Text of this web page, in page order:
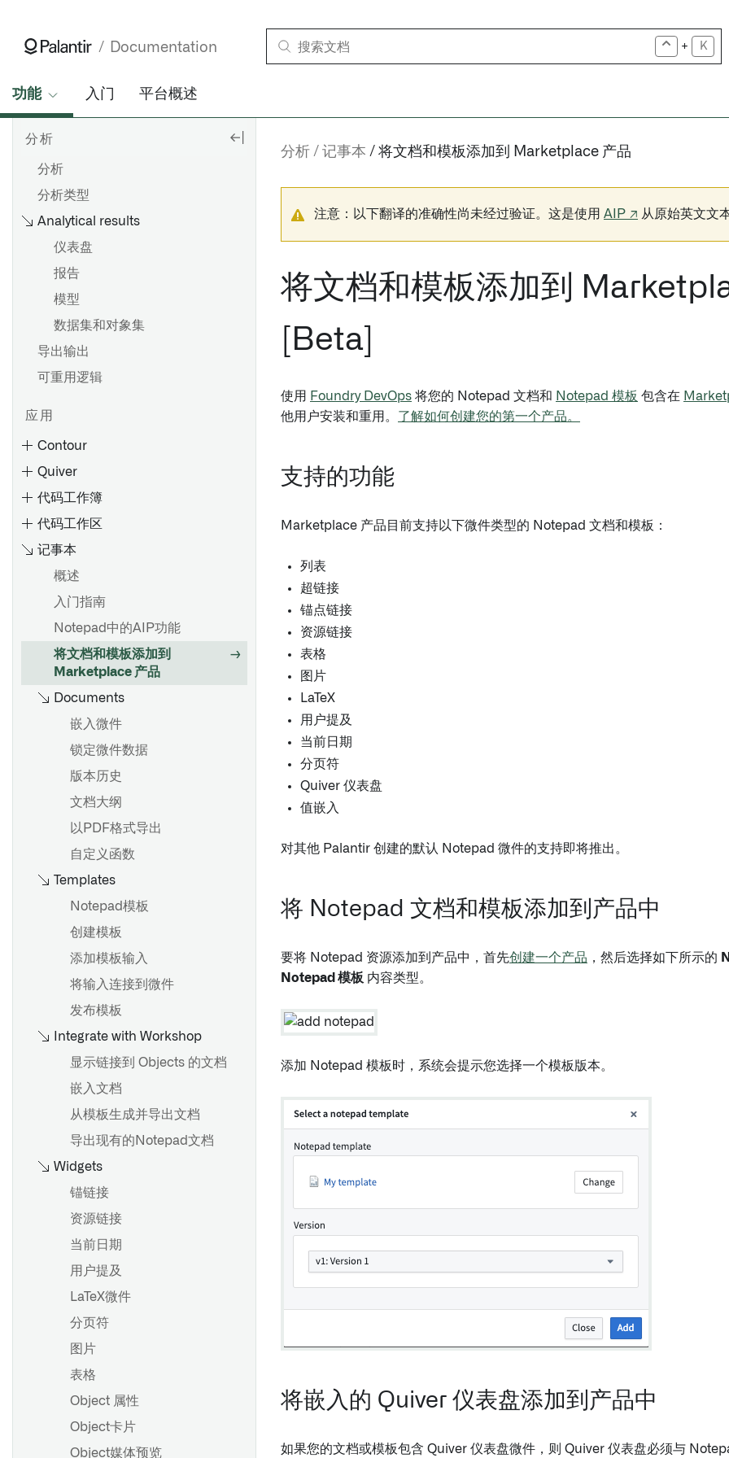
Documentation + K
功能 入门 平台概述
分析
分析
分析类型
Analytical results
仪表盘
报告
模型
数据集和对象集
导出输出
可重用逻辑
应用
Contour
创建路径
参数化您的分析
切换到聚合数据
分享和协作分析
分享结果
概述
添加面板
筛选数据
合并数据集
验证结果
面板描述
地图面板
概述
起始
以数据集保存
更改输入数据集版本
项目引用
以Pipeline Builder格式导出
Contour逻辑
概述
使用表达式面板
语法和支持的函数
数组函数
派生相对日期
窗口函数
优化您的分析
Contour中的非确定性
Contour中的时区
Quiver
概述
数据模型
使用分析工具栏
使用画布模式
使用图形模式
配置设置
保存和分享分析
概述
创建和配置图表
参数化分析
批量变换数据与变换表
使用公式
卡片索引
变换表变换索引
公式语法
Vega 图
概述
导入或导出对象集
筛选对象集
导入关联对象
钻取对象集
使用图表选择深入分析对象
概述
从对象集创建时间序列
可视化时间序列
变换时间序列
时间序列聚合
时间和数值范围
预测时间序列
代码工作簿
概述
语言
输入和输出
控制台
全局代码
复制节点
移动到生产环境
概述
可视化数据
展示可视化
访问非结构化文件
Spark
变换常见问题解答
概述
起始
多节点模板
建议模板
概述
Code Workbook 配置文件
查看已解析的环境
批量搭建和交互式搭建
环境创建概述
会话历史记录和会话固定
故障排除指南
概述
入门指南
代码工作区
记事本
概述
入门指南
Notepad中的AIP功能
将文档和模板添加到
Marketplace 产品
Documents
嵌入微件
锁定微件数据
版本历史
文档大纲
以PDF格式导出
自定义函数
Templates
Notepad模板
创建模板
添加模板输入
将输入连接到微件
发布模板
Integrate with Workshop
显示链接到 Objects 的文档
嵌入文档
从模板生成并导出文档
导出现有的Notepad文档
Widgets
锚链接
资源链接
当前日期
用户提及
LaTeX微件
分页符
图片
表格
Object 属性
Object卡片
Object媒体预览
分析 记事本 将文档和模板添加到 Marketplace 产品
注意：以下翻译的准确性尚未经过验证。这是使用 AIP ↗ 从原始英文文
将文档和模板添加到
[Beta]
使用 Foundry DevOps 将您的 Notepad 文档和 Notepad 模板 包含在
他用户安装和重用。 了解如何创建您的第一个产品。
支持的功能
Marketplace 产品目前支持以下微件类型的 Notepad 文档和模板：
列表
超链接
锚点链接
资源链接
表格
图片
LaTeX
用户提及
当前日期
分页符
Quiver 仪表盘
值嵌入
对其他 Palantir 创建的默认 Notepad 微件的支持即将推出。
将 Notepad 文档和模板添加到产品中
要将 Notepad 资源添加到产品中，首先创建一个产品 ，然后选择如下所示的
Notepad 模板 内容类型。
添加 Notepad 模板时，系统会提示您选择一个模板版本。
将嵌入的 Quiver 仪表盘添加到产品中
如果您的文档或模板包含 Quiver 仪表盘微件，则 Quiver 仪表盘必须与